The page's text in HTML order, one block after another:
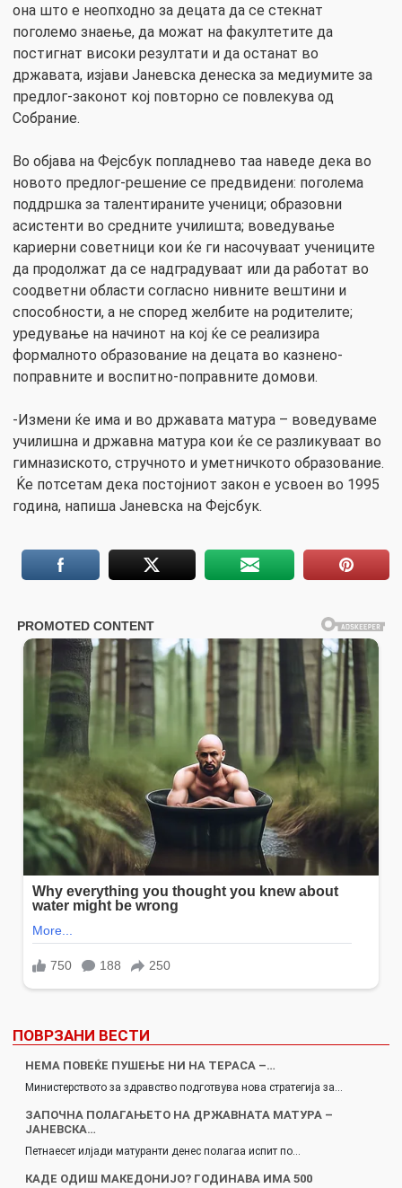
она што е неопходно за децата да се стекнат
поголемо знаење, да можат на факултетите да
постигнат високи резултати и да останат во
државата, изјави Јаневска денеска за медиумите за
предлог-законот кој повторно се повлекува од
Собрание.
Во објава на Фејсбук попладнево таа наведе дека во
новото предлог-решение се предвидени: поголема
поддршка за талентираните ученици; образовни
асистенти во средните училишта; воведување
кариерни советници кои ќе ги насочуваат учениците
да продолжат да се надградуваат или да работат во
соодветни области согласно нивните вештини и
способности, а не според желбите на родителите;
уредување на начинот на кој ќе се реализира
формалното образование на децата во казнено-
поправните и воспитно-поправните домови.
-Измени ќе има и во државата матура – воведуваме
училишна и државна матура кои ќе се разликуваат во
гимназиското, стручното и уметничкото образование.
Ќе потсетам дека постојниот закон е усвоен во 1995
година, напиша Јаневска на Фејсбук.
ПОВРЗАНИ ВЕСТИ
НЕМА ПОВЕЌЕ ПУШЕЊЕ НИ НА ТЕРАСА –…
Министерството за здравство подготвува нова стратегија за…
ЗАПОЧНА ПОЛАГАЊЕТО НА ДРЖАВНАТА МАТУРА –
ЈАНЕВСКА…
Петнаесет илјади матуранти денес полагаа испит по…
КАДЕ ОДИШ МАКЕДОНИЈО? ГОДИНАВА ИМА 500